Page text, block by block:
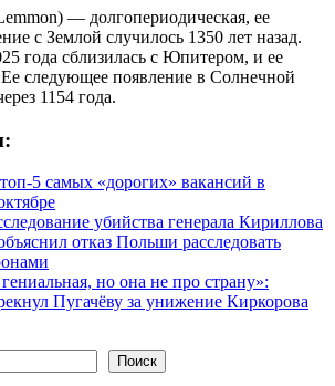
— долгопериодическая, ее
с Землой случилось 1350 лет назад.
года сблизилась с Юпитером, и ее
следующее появление в Солнечной
1154 года.
5 самых «дорогих» вакансий в
убийства генерала Кириллова
отказ Польши расследовать
но она не про страну»:
Пугачёву за унижение Киркорова
Поиск